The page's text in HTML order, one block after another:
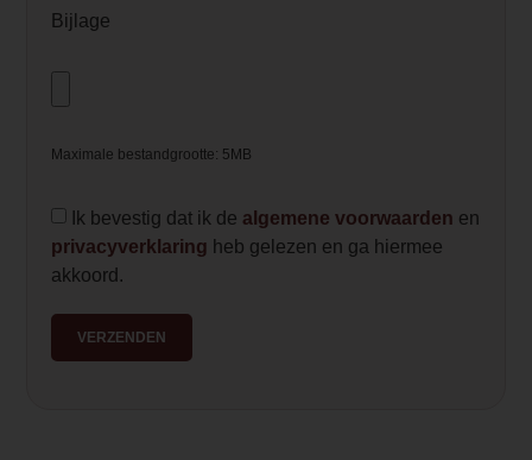
Bijlage
Maximale bestandgrootte: 5MB
Ik bevestig dat ik de algemene voorwaarden en
privacyverklaring heb gelezen en ga hiermee
akkoord.
VERZENDEN